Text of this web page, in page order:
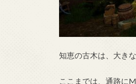
知恵の古木は、大き
ここまでは、通路に